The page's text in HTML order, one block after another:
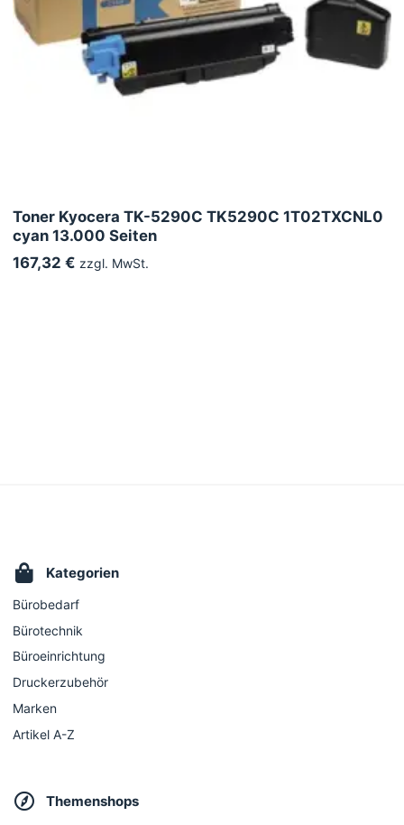
Toner Kyocera TK-5290C TK5290C 1T02TXCNL0
cyan 13.000 Seiten
167,32 € zzgl. MwSt.
Kategorien
Bürobedarf
Bürotechnik
Büroeinrichtung
Druckerzubehör
Marken
Artikel A-Z
Themenshops